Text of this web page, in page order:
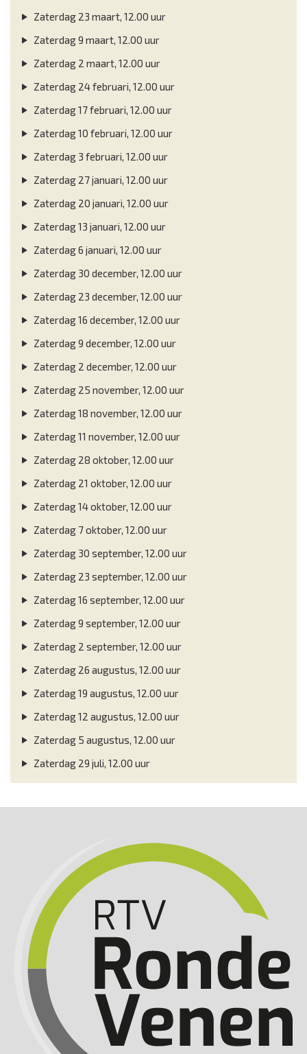
Zaterdag 23 maart, 12.00 uur
Zaterdag 9 maart, 12.00 uur
Zaterdag 2 maart, 12.00 uur
Zaterdag 24 februari, 12.00 uur
Zaterdag 17 februari, 12.00 uur
Zaterdag 10 februari, 12.00 uur
Zaterdag 3 februari, 12.00 uur
Zaterdag 27 januari, 12.00 uur
Zaterdag 20 januari, 12.00 uur
Zaterdag 13 januari, 12.00 uur
Zaterdag 6 januari, 12.00 uur
Zaterdag 30 december, 12.00 uur
Zaterdag 23 december, 12.00 uur
Zaterdag 16 december, 12.00 uur
Zaterdag 9 december, 12.00 uur
Zaterdag 2 december, 12.00 uur
Zaterdag 25 november, 12.00 uur
Zaterdag 18 november, 12.00 uur
Zaterdag 11 november, 12.00 uur
Zaterdag 28 oktober, 12.00 uur
Zaterdag 21 oktober, 12.00 uur
Zaterdag 14 oktober, 12.00 uur
Zaterdag 7 oktober, 12.00 uur
Zaterdag 30 september, 12.00 uur
Zaterdag 23 september, 12.00 uur
Zaterdag 16 september, 12.00 uur
Zaterdag 9 september, 12.00 uur
Zaterdag 2 september, 12.00 uur
Zaterdag 26 augustus, 12.00 uur
Zaterdag 19 augustus, 12.00 uur
Zaterdag 12 augustus, 12.00 uur
Zaterdag 5 augustus, 12.00 uur
Zaterdag 29 juli, 12.00 uur